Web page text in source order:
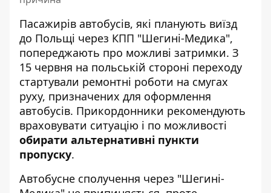
Пасажирів автобусів, які планують виїзд
до Польщі через КПП "Шегині-Медика",
попереджають про можливі затримки. З
15 червня на польській стороні переходу
стартували ремонтні роботи на смугах
руху, призначених для оформлення
автобусів. Прикордонники рекомендують
враховувати ситуацію і по можливості
обирати альтернативні пункти
пропуску.
Автобусне сполучення через "Шегині-